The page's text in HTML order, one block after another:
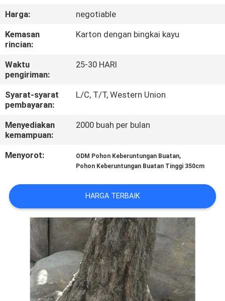
PABRIK
KUALITAS
HUBUNGI
KAMI
BERITA
KASUS
MINTA
PENAWARAN
HARGA
SITEMAP
Harga:
negotiable
Kemasan
rincian:
Karton dengan bingkai kayu
Waktu
pengiriman:
25-30 HARI
Syarat-syarat
pembayaran:
L/C, T/T, Western Union
Menyediakan
kemampuan:
2000 buah per bulan
Menyorot: ODM Pohon Keberuntungan Buatan,
Pohon Keberuntungan Buatan Tinggi 350cm
HARGA TERBAIK